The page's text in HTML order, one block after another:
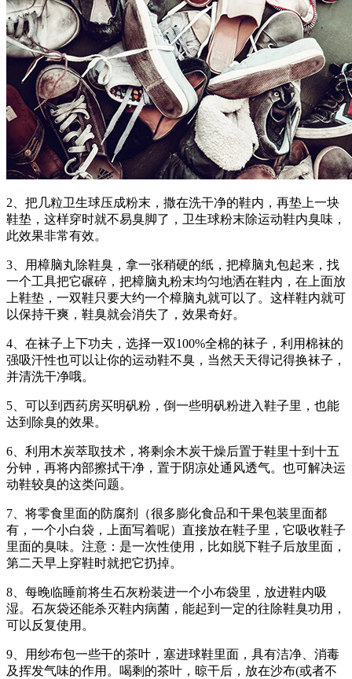
2、把几粒卫生球压成粉末，撒在洗干净的鞋内，再垫上一块
鞋垫，这样穿时就不易臭脚了，卫生球粉末除运动鞋内臭味，
此效果非常有效。
3、用樟脑丸除鞋臭，拿一张稍硬的纸，把樟脑丸包起来，找
一个工具把它碾碎，把樟脑丸粉末均匀地洒在鞋内，在上面放
上鞋垫，一双鞋只要大约一个樟脑丸就可以了。这样鞋内就可
以保持干爽，鞋臭就会消失了，效果奇好。
4、在袜子上下功夫，选择一双100%全棉的袜子，利用棉袜的
强吸汗性也可以让你的运动鞋不臭，当然天天得记得换袜子，
并清洗干净哦。
5、可以到西药房买明矾粉，倒一些明矾粉进入鞋子里，也能
达到除臭的效果。
6、利用木炭萃取技术，将剩余木炭干燥后置于鞋里十到十五
分钟，再将内部擦拭干净，置于阴凉处通风透气。也可解决运
动鞋较臭的这类问题。
7、将零食里面的防腐剂（很多膨化食品和干果包装里面都
有，一个小白袋，上面写着呢）直接放在鞋子里，它吸收鞋子
里面的臭味。注意：是一次性使用，比如脱下鞋子后放里面，
第二天早上穿鞋时就把它扔掉。
8、每晚临睡前将生石灰粉装进一个小布袋里，放进鞋内吸
湿。石灰袋还能杀灭鞋内病菌，能起到一定的往除鞋臭功用，
可以反复使用。
9、用纱布包一些干的茶叶，塞进球鞋里面，具有洁净、消毒
及挥发气味的作用。喝剩的茶叶，晾干后，放在沙布(或者不